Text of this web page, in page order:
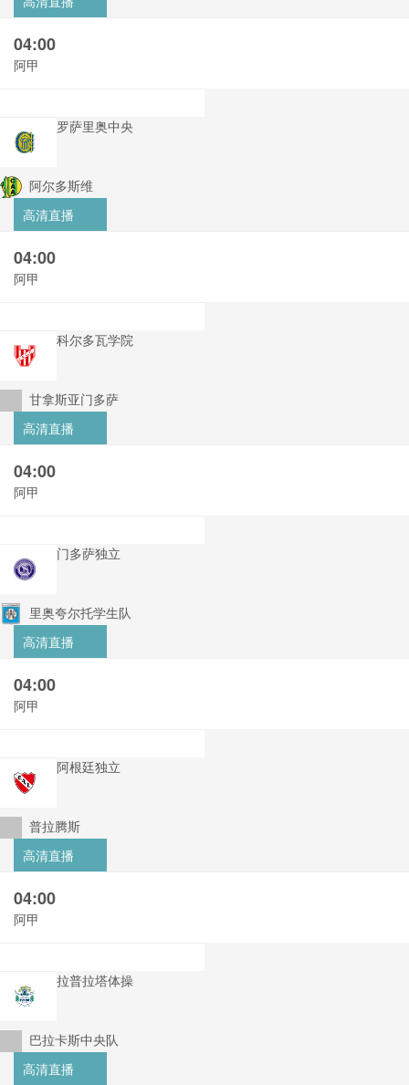
04:00
阿甲
罗萨里奥中央
阿尔多斯维
高清直播
04:00
阿甲
科尔多瓦学院
甘拿斯亚门多萨
高清直播
04:00
阿甲
门多萨独立
里奥夸尔托学生队
高清直播
04:00
阿甲
阿根廷独立
普拉腾斯
高清直播
04:00
阿甲
拉普拉塔体操
巴拉卡斯中央队
高清直播